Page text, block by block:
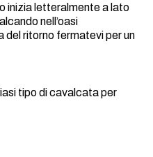
inizia letteralmente a lato
nell’oasi
del ritorno fermatevi per un
tipo di cavalcata per